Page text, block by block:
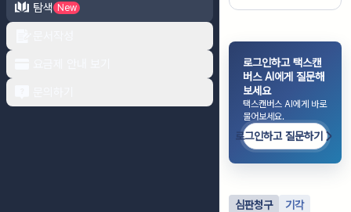
탐색
New
로그인하고 택스캔
버스 AI에게 질문해
보세요
택스캔버스 AI에게 바로
물어보세요.
로그인하고 질문하기
심판청구 기각